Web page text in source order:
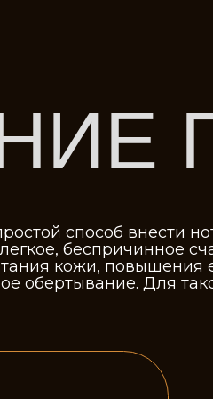
внести нотку
счастье, -
повышения ее
Для такого